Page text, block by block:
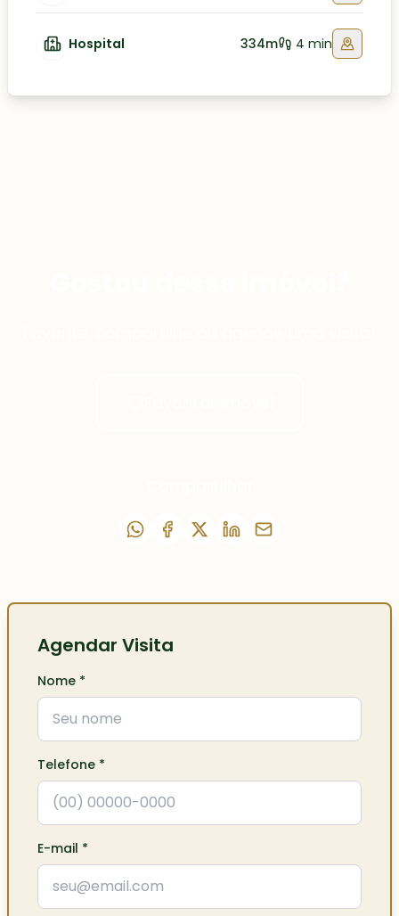
Hospital 334m 4 min
Agendar Visita
Nome *
Telefone *
E-mail *